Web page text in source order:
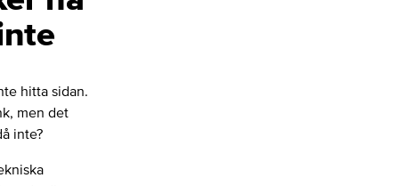
hitta sidan.
men det
inte?